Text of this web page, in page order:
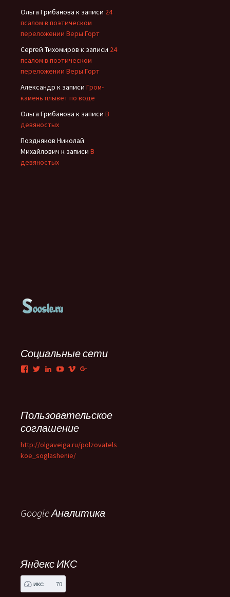
Ольга Грибанова к записи 24
псалом в поэтическом
переложении Веры Горт
Сергей Тихомиров к записи 24
псалом в поэтическом
переложении Веры Горт
Александр к записи Гром-
камень плывет по воде
Ольга Грибанова к записи В
девяностых
Поздняков Николай
Михайлович к записи В
девяностых
Социальные сети
Facebook
TwitterLinkedIn
YouTube
Vimeo
Пользовательское
соглашение
http://olgaveiga.ru/polzovatels
koe_soglashenie/
Google Аналитика
Яндекс ИКС
ИКС 70